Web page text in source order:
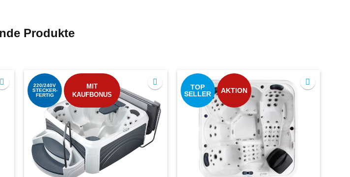
Produkte
220/240V
STECKER-
FERTIG
MIT
KAUFBONUS
TOP
SELLER
AKTION